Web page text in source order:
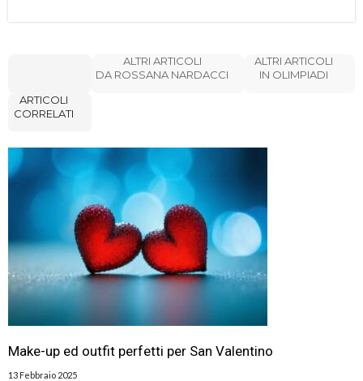
ARTICOLI
CORRELATI
ALTRI ARTICOLI
DA ROSSANA NARDACCI
ALTRI ARTICOLI
IN OLIMPIADI
Make-up ed outfit perfetti per San Valentino
13 Febbraio 2025